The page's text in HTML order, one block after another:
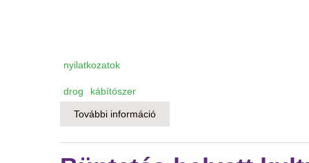
nyilatkozatok
drog kábítószer
További információ